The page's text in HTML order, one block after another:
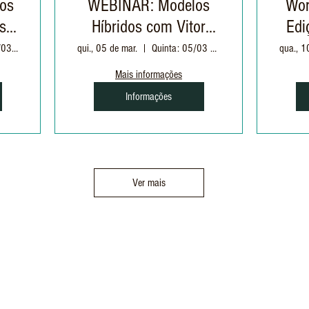
Sábado: 21/03 às 09h
WEBINAR: Modelos
Híbridos com Vitor
Massari
qui., 05 de mar. Quinta: 05/03 às 20h
Mais informações
Informações
qua.,
Ver mais